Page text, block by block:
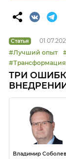
Статья
#Лучший опыт
#Трансформация
ТРИ
Владимир Соболев